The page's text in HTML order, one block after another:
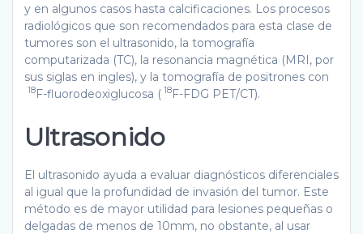
y en algunos casos hasta calcificaciones. Los procesos
radiológicos que son recomendados para esta clase de
tumores son el ultrasonido, la tomografía
computarizada (TC), la resonancia magnética (MRI, por
sus siglas en ingles), y la tomografía de positrones con
18F-fluorodeoxiglucosa ( 18F-FDG PET/CT).
Ultrasonido
El ultrasonido ayuda a evaluar diagnósticos diferenciales
al igual que la profundidad de invasión del tumor. Este
método es de mayor utilidad para lesiones pequeñas o
delgadas de menos de 10mm, no obstante, al usar